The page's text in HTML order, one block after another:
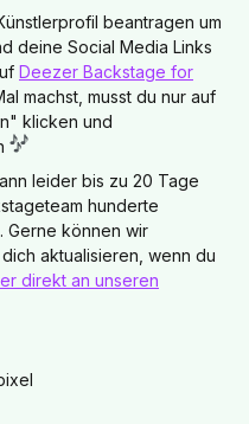
beantragen um
deine Social Media Links
Deezer Backstage for
machst, musst du nur auf
klicken und
leider bis zu 20 Tage
hunderte
Gerne können wir
aktualisieren, wenn du
direkt an unseren